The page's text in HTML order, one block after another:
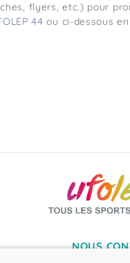
flyers, etc.) pour
44 ou ci-dessous
NOUS